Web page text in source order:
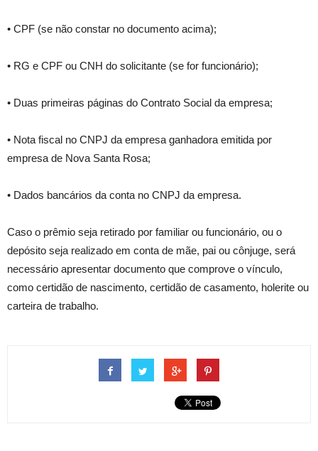
• CPF (se não constar no documento acima);
• RG e CPF ou CNH do solicitante (se for funcionário);
• Duas primeiras páginas do Contrato Social da empresa;
• Nota fiscal no CNPJ da empresa ganhadora emitida por
empresa de Nova Santa Rosa;
• Dados bancários da conta no CNPJ da empresa.
Caso o prêmio seja retirado por familiar ou funcionário, ou o
depósito seja realizado em conta de mãe, pai ou cônjuge, será
necessário apresentar documento que comprove o vínculo,
como certidão de nascimento, certidão de casamento, holerite ou
carteira de trabalho.